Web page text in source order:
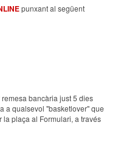
punxant al següent
bancària just 5 dies
a qualsevol "basketlover" que
la plaça al Formulari, a través